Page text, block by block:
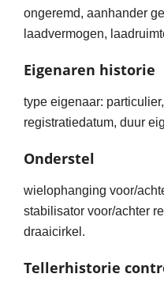
ongeremd, aanhander
laadvermogen,
Eigenaren historie
type eigenaar:
registratiedatum, duur
Onderstel
wielophanging voor/
stabilisator voor/achter
draaicirkel.
Tellerhistorie